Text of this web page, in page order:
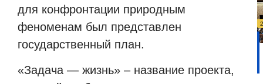
для конфронтации природным
феноменам был представлен
государственный план.
«Задача — жизнь» – название проекта,